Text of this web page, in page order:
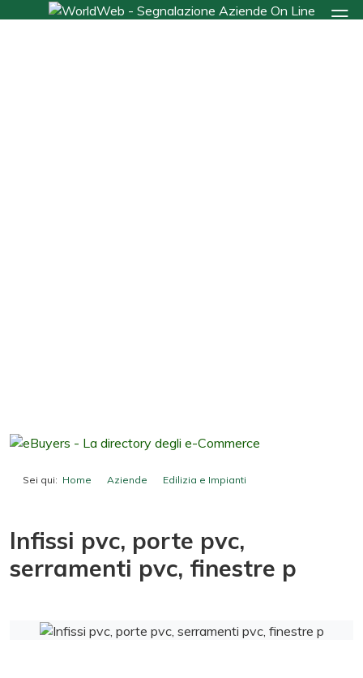
Sei qui: Home Aziende
Edilizia e Impianti
Infissi pvc, porte pvc,
serramenti pvc, finestre p